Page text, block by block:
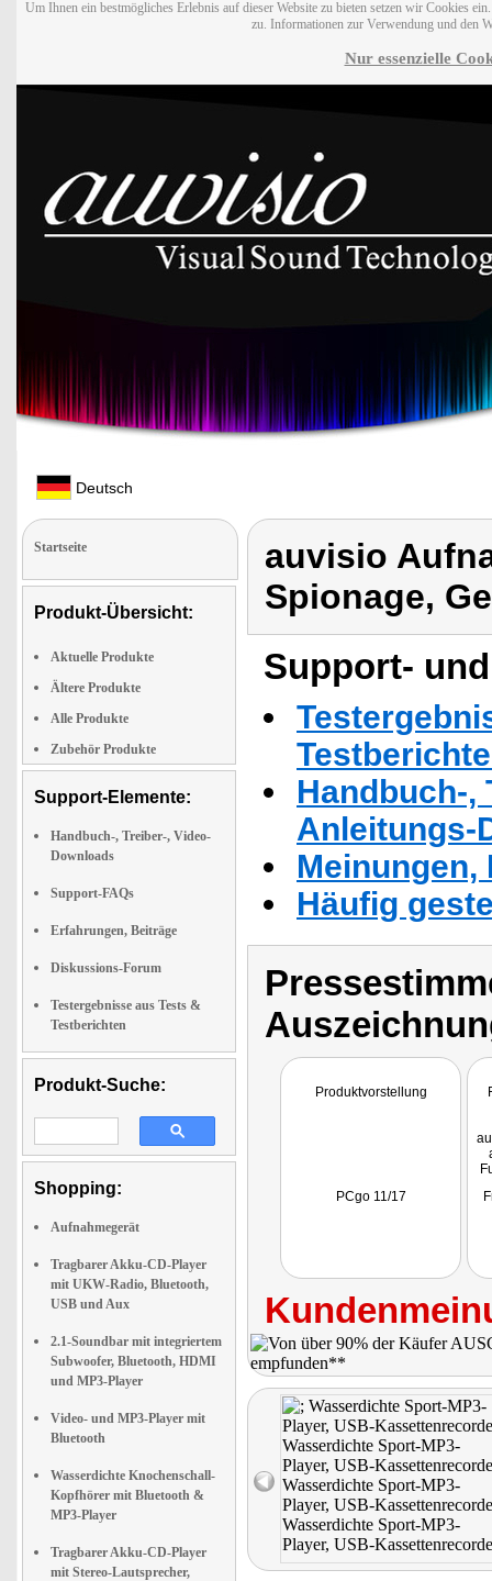
Um Ihnen ein bestmögliches Erlebnis auf dieser Website zu bieten setzen wir Cookies
zu. Informationen zur Verwendung und den
Nur essenzielle
Deutsch
Startseite
Produkt-Übersicht:
Aktuelle Produkte
Ältere Produkte
Alle Produkte
Zubehör Produkte
Support-Elemente:
Handbuch-, Treiber-, Video-
Downloads
Support-FAQs
Erfahrungen, Beiträge
Diskussions-Forum
Testergebnisse aus Tests &
Testberichten
Produkt-Suche:
Shopping:
Aufnahmegerät
Tragbarer Akku-CD-Player
mit UKW-Radio, Bluetooth,
USB und Aux
2.1-Soundbar mit integriertem
Subwoofer, Bluetooth, HDMI
und MP3-Player
Video- und MP3-Player mit
Bluetooth
Wasserdichte Knochenschall-
Kopfhörer mit Bluetooth &
MP3-Player
Tragbarer Akku-CD-Player
mit Stereo-Lautsprecher,
auvisio
Spionage,
Support-
Handbuch-,
Anleitungs-
Häufig
Produktvorstellung
PCgo 11/17